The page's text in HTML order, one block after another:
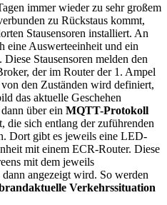
immer wieder zu sehr großem
zu Rückstaus kommt,
Stausensoren installiert. An
eine Auswerteeinheit und ein
. Diese Stausensoren melden den
der im Router der 1. Ampel
den Zuständen wird definiert,
das aktuelle Geschehen
über ein MQTT-Protokoll
die sich entlang der zuführenden
Dort gibt es jeweils eine LED-
mit einem ECR-Router. Diese
mit dem jeweils
angezeigt wird. So werden
Verkehrssituation